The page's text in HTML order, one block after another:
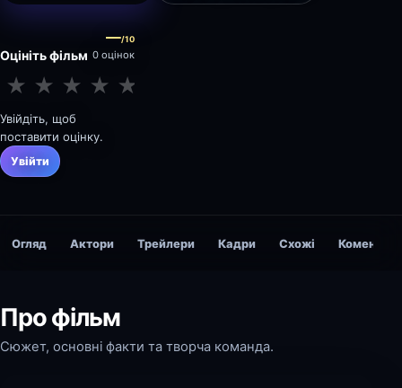
Оцініть фільм
—/10
0 оцінок
★ ★ ★ ★ ★
Увійдіть, щоб
поставити оцінку.
Увійти
Огляд Актори Трейлери Кадри Схожі Коментарі
Про фільм
Сюжет, основні факти та творча команда.